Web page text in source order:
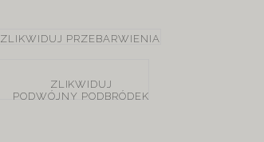
ZLIKWIDUJ PRZEBARWIENIA
ZLIKWIDUJ
PODWÓJNY PODBRÓDEK